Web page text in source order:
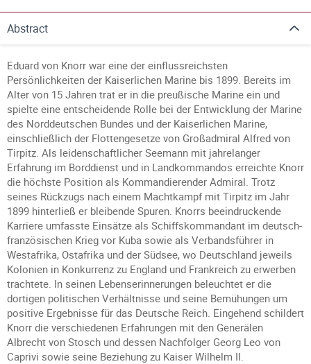
Abstract
Eduard von Knorr war eine der einflussreichsten
Persönlichkeiten der Kaiserlichen Marine bis 1899. Bereits im
Alter von 15 Jahren trat er in die preußische Marine ein und
spielte eine entscheidende Rolle bei der Entwicklung der Marine
des Norddeutschen Bundes und der Kaiserlichen Marine,
einschließlich der Flottengesetze von Großadmiral Alfred von
Tirpitz. Als leidenschaftlicher Seemann mit jahrelanger
Erfahrung im Borddienst und in Landkommandos erreichte Knorr
die höchste Position als Kommandierender Admiral. Trotz
seines Rückzugs nach einem Machtkampf mit Tirpitz im Jahr
1899 hinterließ er bleibende Spuren. Knorrs beeindruckende
Karriere umfasste Einsätze als Schiffskommandant im deutsch-
französischen Krieg vor Kuba sowie als Verbandsführer in
Westafrika, Ostafrika und der Südsee, wo Deutschland jeweils
Kolonien in Konkurrenz zu England und Frankreich zu erwerben
trachtete. In seinen Lebenserinnerungen beleuchtet er die
dortigen politischen Verhältnisse und seine Bemühungen um
positive Ergebnisse für das Deutsche Reich. Eingehend schildert
Knorr die verschiedenen Erfahrungen mit den Generälen
Albrecht von Stosch und dessen Nachfolger Georg Leo von
Caprivi sowie seine Beziehung zu Kaiser Wilhelm II.